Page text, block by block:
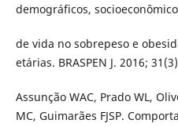
demográficos,
de vida no sobrepeso e
etárias. BRASPEN J. 2016;
Assunção WAC, Prado WL,
MC, Guimarães FJSP.